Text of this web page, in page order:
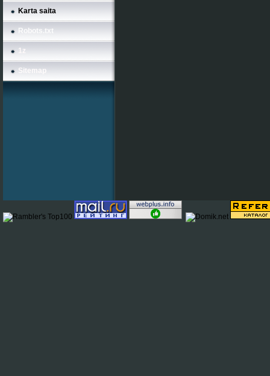
Karta saita
Robots.txt
1z
Sitemap